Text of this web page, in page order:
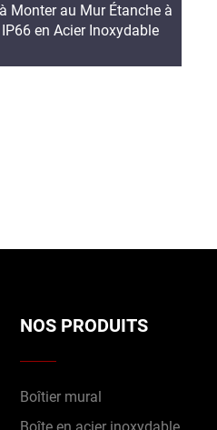
Monter au Mur Étanche à
en Acier Inoxydable
NOS PRODUITS
Boîtier mural
Boîte en acier inoxydable